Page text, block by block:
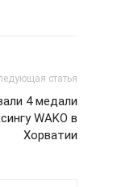
статья
4 медали
WAKO в
Хорватии